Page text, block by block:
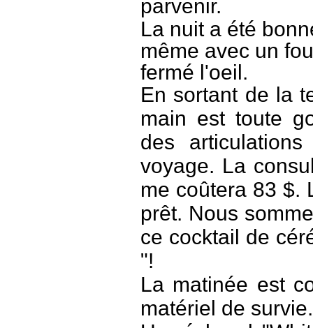
parvenir.
La nuit a été
même avec un
fermé l'oeil.
En sortant de la
main est toute
des
voyage. La
me coûtera 83 $.
prêt. Nous
ce cocktail de
"!
La matinée est
matériel de survie.